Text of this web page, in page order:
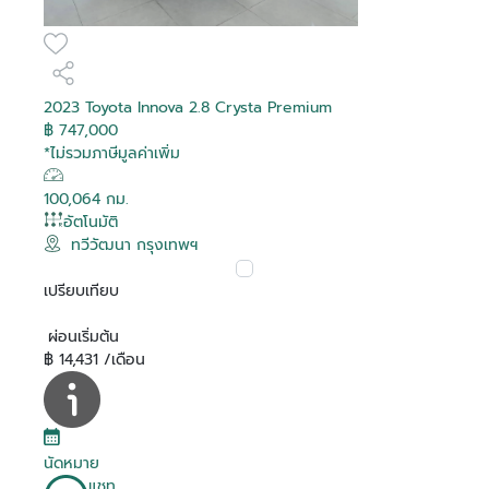
2023 Toyota Innova 2.8 Crysta Premium
฿ 747,000
*ไม่รวมภาษีมูลค่าเพิ่ม
100,064 กม.
อัตโนมัติ
ทวีวัฒนา กรุงเทพฯ
เปรียบเทียบ
ผ่อนเริ่มต้น
฿ 14,431 /เดือน
นัดหมาย